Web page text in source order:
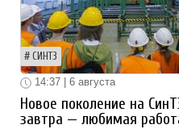
СИНТЗ
14:37 | 6 августа
Новое поколение на
завтра — любимая